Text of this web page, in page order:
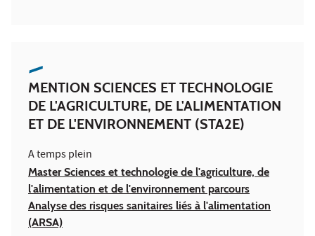
MENTION SCIENCES ET TECHNOLOGIE
DE L'AGRICULTURE, DE L'ALIMENTATION
ET DE L'ENVIRONNEMENT (STA2E)
A temps plein
Master Sciences et technologie de l'agriculture, de
l'alimentation et de l'environnement parcours
Analyse des risques sanitaires liés à l'alimentation
(ARSA)